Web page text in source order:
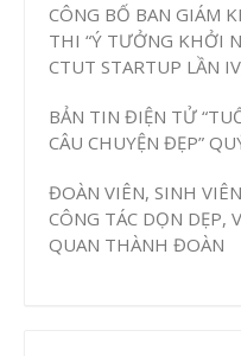
CÔNG BỐ BAN GIÁM
THI “Ý TƯỞNG KHỞI
CTUT STARTUP LẦN
BẢN TIN ĐIỆN TỬ
CÂU CHUYỆN ĐẸP”
ĐOÀN VIÊN, SINH
CÔNG TÁC DỌN DẸP,
QUAN THÀNH ĐOÀN